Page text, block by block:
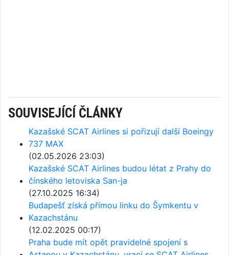
SOUVISEJÍCÍ ČLÁNKY
Kazašské SCAT Airlines si pořizují další Boeingy
737 MAX
(02.05.2026 23:03)
Kazašské SCAT Airlines budou létat z Prahy do
čínského letoviska San-ja
(27.10.2025 16:34)
Budapešť získá přímou linku do Šymkentu v
Kazachstánu
(12.02.2025 00:17)
Praha bude mít opět pravidelné spojení s